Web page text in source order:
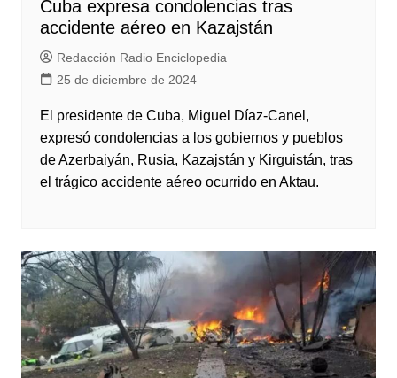
Cuba expresa condolencias tras
accidente aéreo en Kazajstán
Redacción Radio Enciclopedia
25 de diciembre de 2024
El presidente de Cuba, Miguel Díaz-Canel,
expresó condolencias a los gobiernos y pueblos
de Azerbaiyán, Rusia, Kazajstán y Kirguistán, tras
el trágico accidente aéreo ocurrido en Aktau.